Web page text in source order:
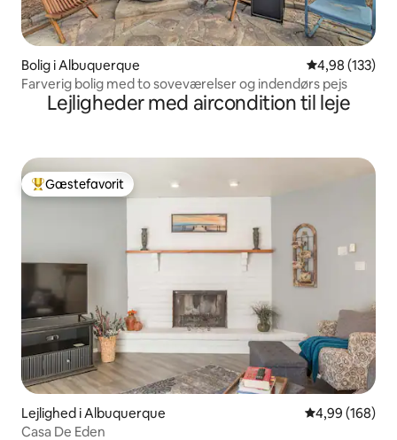
Bolig i Albuquerque 4,98 ud af 5 i
4,98 (133)
Farverig bolig med to soveværelser og indendørs pejs
Lejligheder med aircondition til leje
Bedste gæstefavorit
Gæstefavorit
Lejlighed i Albuquerque 4,99 ud af 5 i
4,99 (168)
Casa De Eden